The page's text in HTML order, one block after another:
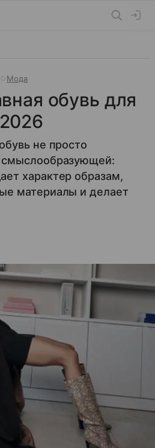
Мода
обувь для
не просто
смыслообразующей:
характер образам,
материалы и делает